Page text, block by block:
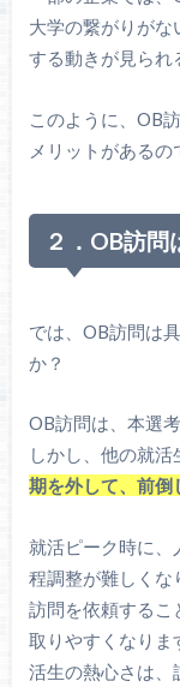
大学の繋がりがな
する動きが見られ
このように、OB
メリットがあるの
２．OB訪問
では、OB訪問は
か？
OB訪問は、本選
しかし、他の就活
期を外して、前倒
就活ピーク時に、
程調整が難しくな
訪問を依頼するこ
取りやすくなりま
活生の熱心さは、